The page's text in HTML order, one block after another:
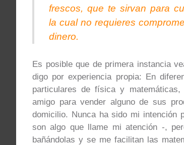
frescos, que te sirvan para
la cual no requieres
dinero.
Es posible que de primera instancia
digo por experiencia propia: En
particulares de física y
amigo para vender alguno de sus
domicilio. Nunca ha sido mi intención
son algo que llame mi atención -,
bañándolas y se me facilitan las